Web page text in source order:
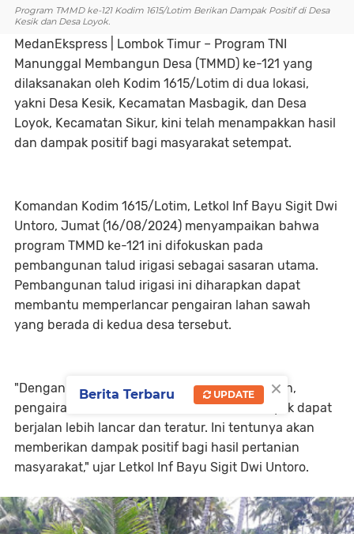
Program TMMD ke-121 Kodim 1615/Lotim Berikan Dampak Positif di Desa
Kesik dan Desa Loyok.
MedanEkspress | Lombok Timur – Program TNI
Manunggal Membangun Desa (TMMD) ke-121 yang
dilaksanakan oleh Kodim 1615/Lotim di dua lokasi,
yakni Desa Kesik, Kecamatan Masbagik, dan Desa
Loyok, Kecamatan Sikur, kini telah menampakkan hasil
dan dampak positif bagi masyarakat setempat.
Komandan Kodim 1615/Lotim, Letkol Inf Bayu Sigit Dwi
Untoro, Jumat (16/08/2024) menyampaikan bahwa
program TMMD ke-121 ini difokuskan pada
pembangunan talud irigasi sebagai sasaran utama.
Pembangunan talud irigasi ini diharapkan dapat
membantu memperlancar pengairan lahan sawah
yang berada di kedua desa tersebut.
"Dengan adanya talud irigasi yang kita bangun,
pengairan sawah di Desa Kesik dan Desa Loyok dapat
berjalan lebih lancar dan teratur. Ini tentunya akan
memberikan dampak positif bagi hasil pertanian
masyarakat," ujar Letkol Inf Bayu Sigit Dwi Untoro.
×
Berita Terbaru UPDATE